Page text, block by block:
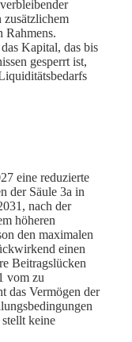
zusätzlichem
Rahmens.
Kapital, das bis
gesperrt ist,
eine reduzierte
der Säule 3a in
nach der
höheren
den maximalen
einen
Beitragslücken
vom zu
das Vermögen der
keine